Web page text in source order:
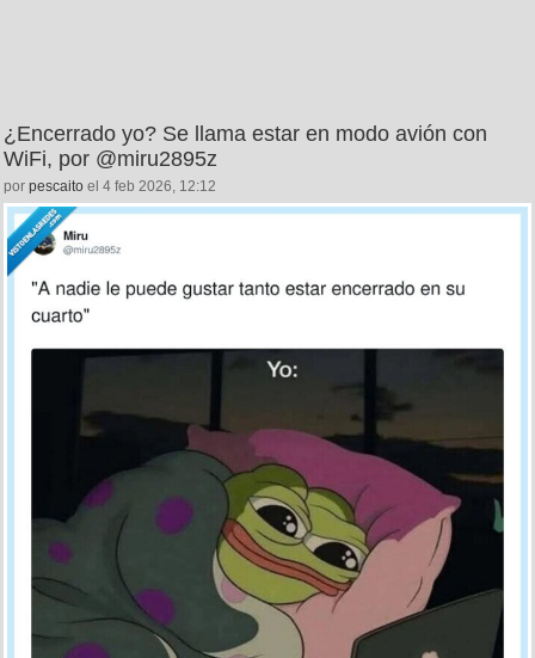
¿Encerrado yo? Se llama estar en modo avión con
WiFi, por @miru2895z
por pescaito el 4 feb 2026, 12:12